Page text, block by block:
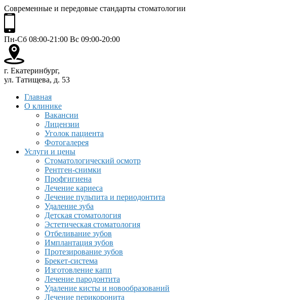
Современные и передовые стандарты стоматологии
Пн-Сб 08:00-21:00 Вс 09:00-20:00
г. Екатеринбург,
ул. Татищева, д. 53
Главная
О клинике
Вакансии
Лицензии
Уголок пациента
Фотогалерея
Услуги и цены
Стоматологический осмотр
Рентген-снимки
Профгигиена
Лечение кариеса
Лечение пульпита и периодонтита
Удаление зуба
Детская стоматология
Эстетическая стоматология
Отбеливание зубов
Имплантация зубов
Протезирование зубов
Брекет-система
Изготовление капп
Лечение пародонтита
Удаление кисты и новообразований
Лечение перикоронита